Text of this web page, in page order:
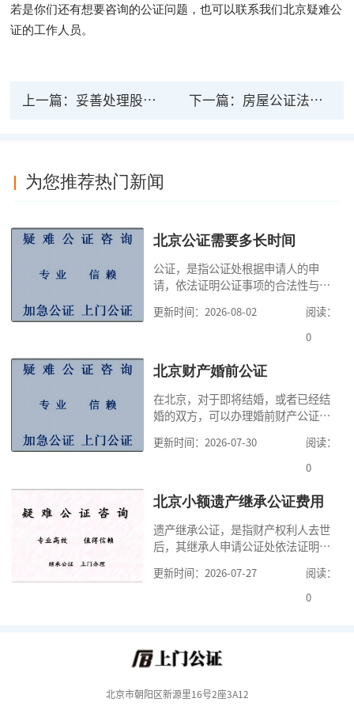
若是你们还有想要咨询的公证问题，也可以联系我们北京疑难公
证的工作人员。
上一篇： 妥善处理股份有限公司有关问题的法律公证，促进公证机构的发展 下一篇： 房屋公证法律效力 房屋公证需要准备什么材料
为您推荐热门新闻
北京公证需要多长时间
公证，是指公证处根据申请人的申
请，依法证明公证事项的合法性与真
高公证事项的效力，固定证据，但是
很多人不知道在北京办理公证需要多
家，办理公证的时候除了需要按照公
道北京公证需要什么材料,北京公证需
要多少钱？北京公
更新时间：2026-08-02
阅读：
0
北京财产婚前公证
在北京，对于即将结婚，或者已经结
婚的双方，可以办理婚前财产公证，
式，可以避免个人财产引发的纠纷，
但是，在北京办理婚前财产公证，除
料外，公证咨询告诉大家，我们有必
京婚前财产公证机构？了解这些不仅
有利于我们根
更新时间：2026-07-30
阅读：
0
北京小额遗产继承公证费用
遗产继承公证，是指财产权利人去世
后，其继承人申请公证处依法证明继
的证明活动。通过公证，继承人可以
拿着享有继承权的公证书办理遗产过
费。我们在办理继承公证的时候，需
更新时间：2026-07-27
阅读：
0
北京市朝阳区新源里16号2座3A12